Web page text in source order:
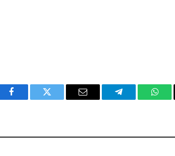
Facebook Twitter Email Telegram